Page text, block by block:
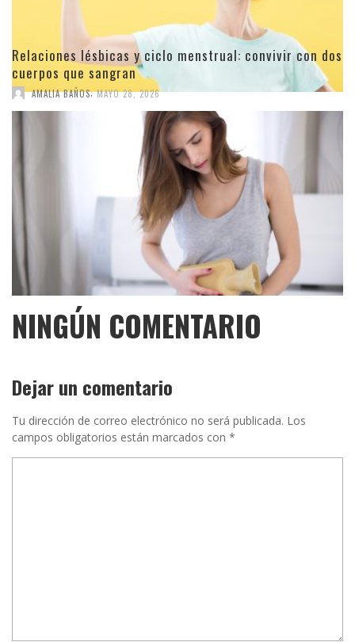
Relaciones lésbicas y ciclo menstrual: convivir con dos
cuerpos que sangran
AMALIA BAÑOS, MAYO 28, 2026
NINGÚN COMENTARIO
Dejar un comentario
Tu dirección de correo electrónico no será publicada. Los
campos obligatorios están marcados con *